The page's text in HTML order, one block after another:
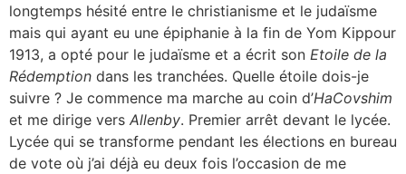
longtemps hésité entre le christianisme et le judaïsme
mais qui ayant eu une épiphanie à la fin de Yom Kippour
1913, a opté pour le judaïsme et a écrit son Etoile de la
Rédemption dans les tranchées. Quelle étoile dois-je
suivre ? Je commence ma marche au coin d’HaCovshim
et me dirige vers Allenby. Premier arrêt devant le lycée.
Lycée qui se transforme pendant les élections en bureau
de vote où j’ai déjà eu deux fois l’occasion de me